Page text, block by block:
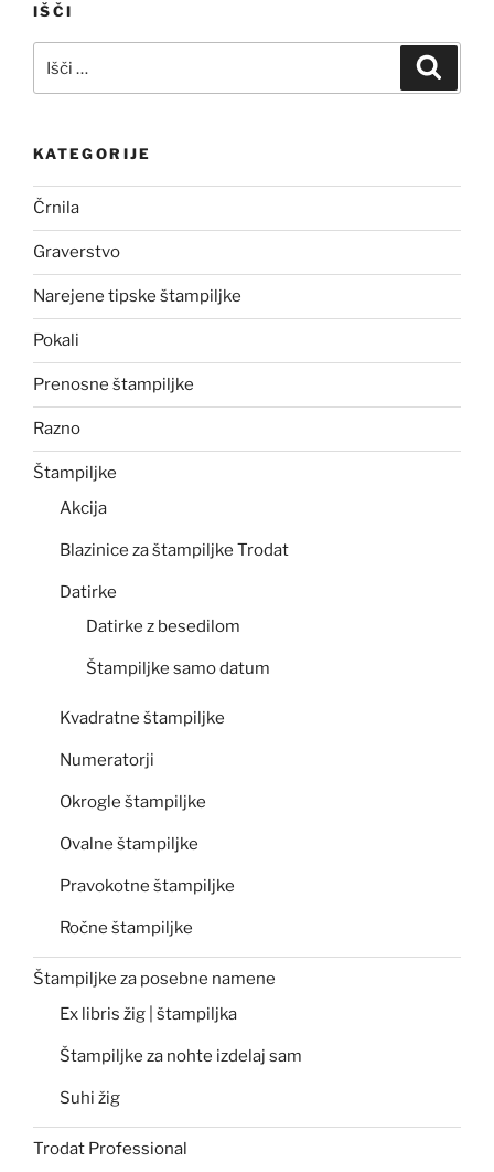
IŠČI
KATEGORIJE
Črnila
Graverstvo
Narejene tipske štampiljke
Pokali
Prenosne štampiljke
Razno
Štampiljke
Akcija
Blazinice za štampiljke Trodat
Datirke
Datirke z besedilom
Štampiljke samo datum
Kvadratne štampiljke
Numeratorji
Okrogle štampiljke
Ovalne štampiljke
Pravokotne štampiljke
Ročne štampiljke
Štampiljke za posebne namene
Ex libris žig | štampiljka
Štampiljke za nohte izdelaj sam
Suhi žig
Trodat Professional